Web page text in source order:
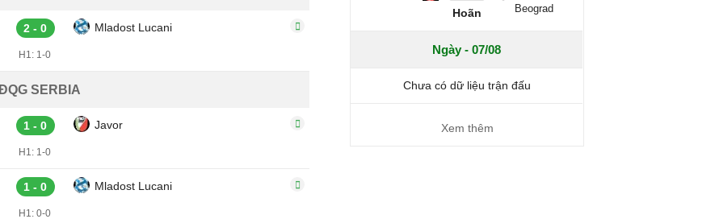
2 - 0 Mladost Lucani
H1: 1-0
SERBIA
1 - 0 Javor
H1: 1-0
1 - 0 Mladost Lucani
H1: 0-0
Hoãn
Beograd
Ngày - 07/08
Chưa có dữ liệu trận đấu
Xem thêm